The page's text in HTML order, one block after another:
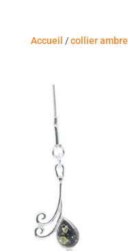
Accueil /collier ambre